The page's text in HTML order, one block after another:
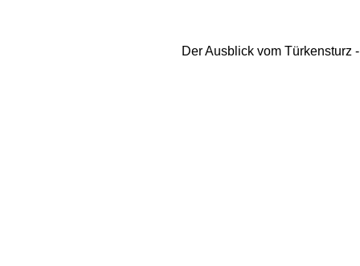
Der Ausblick vom